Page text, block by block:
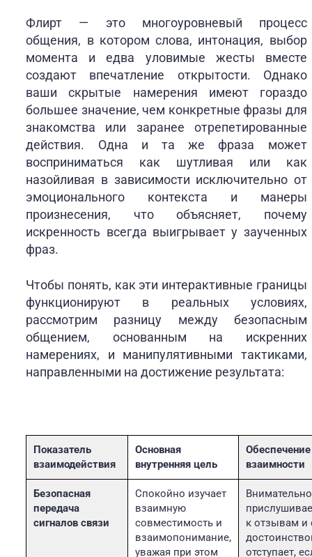
Флирт — это многоуровневый процесс
общения, в котором слова, интонация, выбор
момента и едва уловимые жесты вместе
создают впечатление открытости. Однако
ваши скрытые намерения имеют гораздо
большее значение, чем конкретные фразы для
знакомства или заранее отрепетированные
действия. Одна и та же фраза может
восприниматься как шутливая или как
назойливая в зависимости исключительно от
эмоционального контекста и манеры
произнесения, что объясняет, почему
искренность всегда выигрывает у заученных
фраз.
Чтобы понять, как эти интерактивные границы
функционируют в реальных условиях,
рассмотрим разницу между безопасным
общением, основанным на искренних
намерениях, и манипулятивными тактиками,
направленными на достижение результата:
Показатель
взаимодействия
Основная
внутренняя цель
Обеспечение
взаимности
Безопасная
передача
сигналов связи
Спокойно изучает
взаимную
совместимость и
взаимопонимание,
уважая при этом
Внимательно
к отзывам и
отступает,